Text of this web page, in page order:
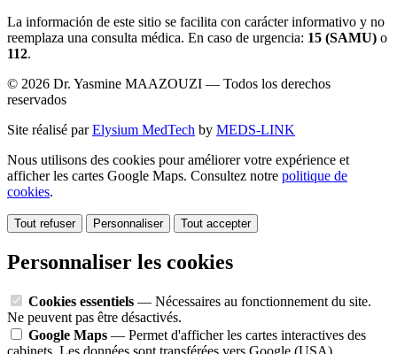
La información de este sitio se facilita con carácter informativo y no
reemplaza una consulta médica. En caso de urgencia: 15 (SAMU) o
112.
© 2026 Dr. Yasmine MAAZOUZI — Todos los derechos
reservados
Site réalisé parElysium MedTech by MEDS-LINK
Nous utilisons des cookies pour améliorer votre expérience et
afficher les cartes Google Maps. Consultez notre politique de
cookies.
Tout refuser Personnaliser Tout accepter
Personnaliser les cookies
Cookies essentiels — Nécessaires au fonctionnement du site.
Ne peuvent pas être désactivés.
Google Maps — Permet d'afficher les cartes interactives des
cabinets. Les données sont transférées vers Google (USA).